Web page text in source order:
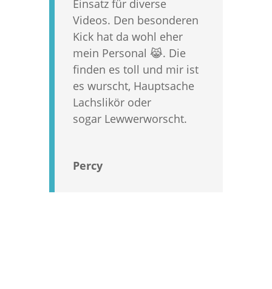
Einsatz für diverse
Videos. Den besonderen
Kick hat da wohl eher
mein Personal 😹. Die
finden es toll und mir ist
es wurscht, Hauptsache
Lachslikör oder
sogar Lewwerworscht.
Percy